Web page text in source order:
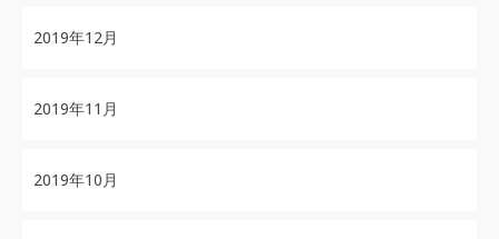
2019年12月
2019年11月
2019年10月